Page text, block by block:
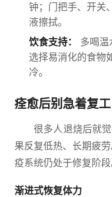
钟；门把手、开关
液擦拭。
饮食支持：
多喝温
选择易消化的食物
冷。
痊愈后别急着复
很多人退烧后就
果反复低热、长期疲
疫系统仍处于修复阶
渐进式恢复体力